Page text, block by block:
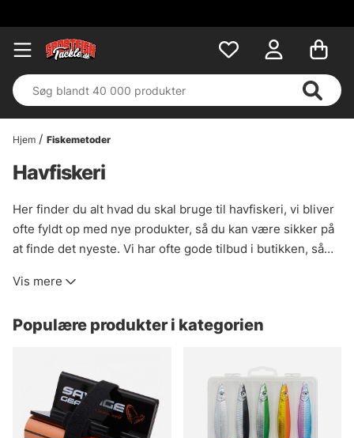
Hjem Fiskemetoder
Havfiskeri
Her finder du alt hvad du skal bruge til havfiskeri, vi bliver
ofte fyldt op med nye produkter, så du kan være sikker på
at finde det nyeste. Vi har ofte gode tilbud i butikken, så
eventyr, så du ikke går glip af noget, eller hvis du er ude af
dit eventyr begynder.
Vis mere
Populære produkter i kategorien